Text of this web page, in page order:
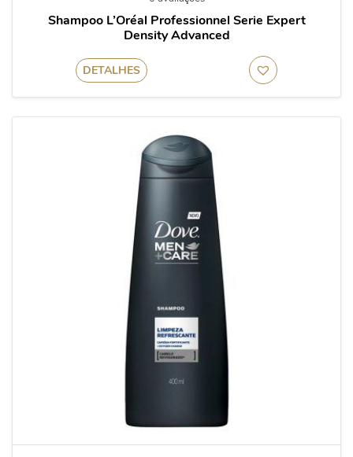
Shampoo L’Oréal Professionnel Serie Expert
Density Advanced
DETALHES